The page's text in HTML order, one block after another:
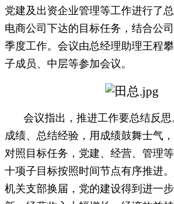
党建及出资企业管理等工作进行了
电商公司下达的目标任务，结合公
季度工作。会议由总经理助理王程
子成员、中层等参加会议。
会议指出， 推进工作要总结反思
成绩、总结经验，用成绩鼓舞士气
对照目标任务，党建、经营、管理
十项子目标按照时间节点有序推进。
机关支部换届，党的建设得到进一